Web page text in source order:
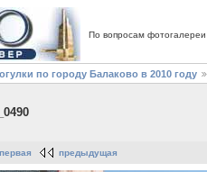
По вопросам
по городу Балаково в 2010 году
первая предыдущая